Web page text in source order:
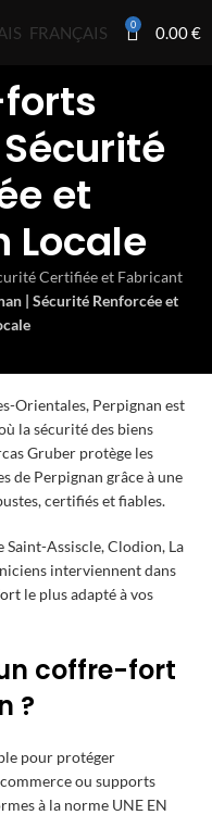
FRANÇAIS 0 0.00€
et
Locale
Certifiée et Fabricant
| Sécurité Renforcée et
Orientales, Perpignan est
la sécurité des biens
Gruber protège les
de Perpignan grâce à une
certifiés et fiables.
Assiscle, Clodion, La
interviennent dans
le plus adapté à vos
coffre-fort
?
pour protéger
ou supports
à la norme UNE EN